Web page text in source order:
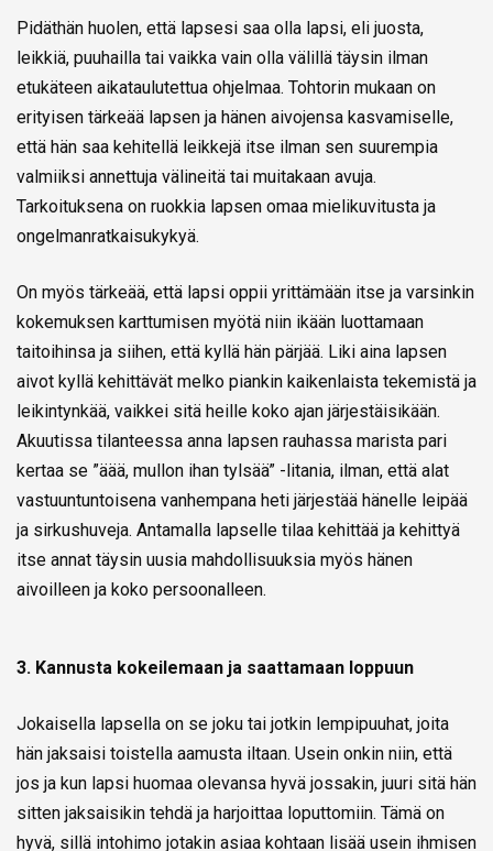
Pidäthän huolen, että lapsesi saa olla lapsi, eli juosta,
leikkiä, puuhailla tai vaikka vain olla välillä täysin ilman
etukäteen aikataulutettua ohjelmaa. Tohtorin mukaan on
erityisen tärkeää lapsen ja hänen aivojensa kasvamiselle,
että hän saa kehitellä leikkejä itse ilman sen suurempia
valmiiksi annettuja välineitä tai muitakaan avuja.
Tarkoituksena on ruokkia lapsen omaa mielikuvitusta ja
ongelmanratkaisukykyä.
On myös tärkeää, että lapsi oppii yrittämään itse ja varsinkin
kokemuksen karttumisen myötä niin ikään luottamaan
taitoihinsa ja siihen, että kyllä hän pärjää. Liki aina lapsen
aivot kyllä kehittävät melko piankin kaikenlaista tekemistä ja
leikintynkää, vaikkei sitä heille koko ajan järjestäisikään.
Akuutissa tilanteessa anna lapsen rauhassa marista pari
kertaa se ”äää, mullon ihan tylsää” -litania, ilman, että alat
vastuuntuntoisena vanhempana heti järjestää hänelle leipää
ja sirkushuveja. Antamalla lapselle tilaa kehittää ja kehittyä
itse annat täysin uusia mahdollisuuksia myös hänen
aivoilleen ja koko persoonalleen.
3. Kannusta kokeilemaan ja saattamaan loppuun
Jokaisella lapsella on se joku tai jotkin lempipuuhat, joita
hän jaksaisi toistella aamusta iltaan. Usein onkin niin, että
jos ja kun lapsi huomaa olevansa hyvä jossakin, juuri sitä hän
sitten jaksaisikin tehdä ja harjoittaa loputtomiin. Tämä on
hyvä, sillä intohimo jotakin asiaa kohtaan lisää usein ihmisen